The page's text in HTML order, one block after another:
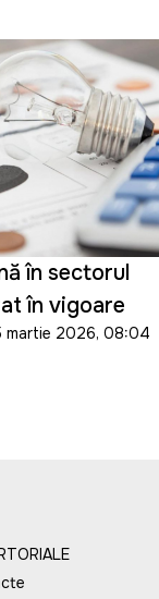
în sectorul
în vigoare
martie 2026, 08:04